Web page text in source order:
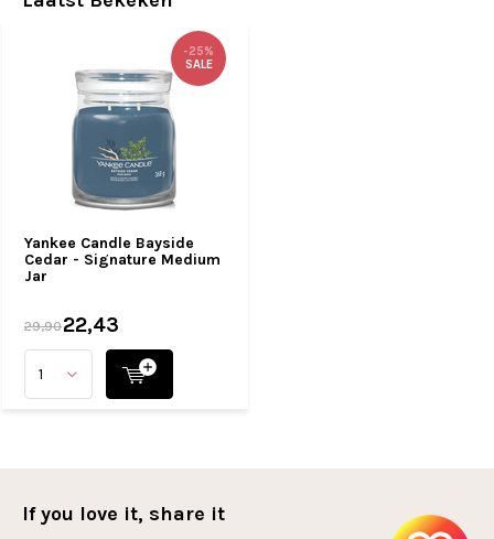
Yankee Candle Bayside
Cedar - Signature Medium
Jar
-25%
SALE
29,9022,43
If you love it, share it